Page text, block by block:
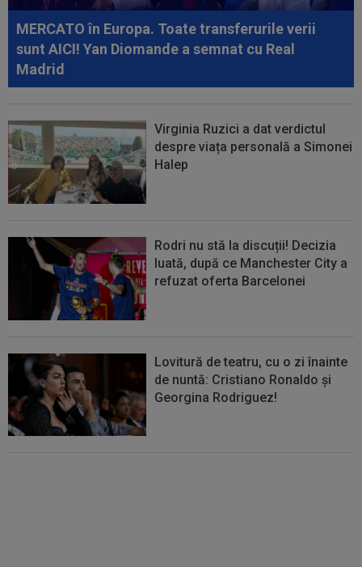
Mourinho rămâne neînvins în al...
22:03 EXCLUSIV
Gigi Becali nu s-a ferit să
recunoască: ”Nu vreau niciuna! Cam ai dreptate...
MERCATO în Europa. Toate transferurile verii
sunt AICI! Yan Diomande a semnat cu Real
Madrid
Virginia Ruzici a dat verdictul
despre viața personală a Simonei
Halep
Rodri nu stă la discuții! Decizia
luată, după ce Manchester City a
refuzat oferta Barcelonei
Lovitură de teatru, cu o zi înainte
de nuntă: Cristiano Ronaldo și
Georgina Rodriguez!